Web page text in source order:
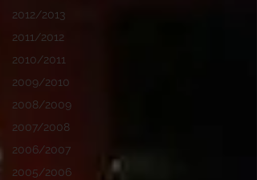
2012/2013
2011/2012
2010/2011
2009/2010
2008/2009
2007/2008
2006/2007
2005/2006